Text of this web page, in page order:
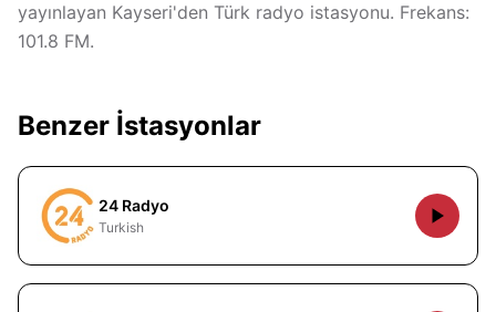
yayınlayan Kayseri'den Türk radyo istasyonu. Frekans:
101.8 FM.
Benzer İstasyonlar
24 Radyo
Turkish